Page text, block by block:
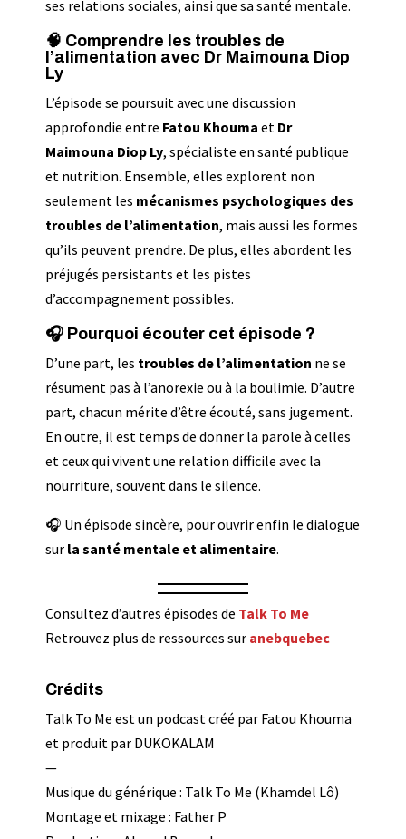
ses relations sociales, ainsi que sa santé mentale.
🧠 Comprendre les troubles de
l’alimentation avec Dr Maimouna Diop
Ly
L’épisode se poursuit avec une discussion
approfondie entre Fatou Khouma et Dr
Maimouna Diop Ly, spécialiste en santé publique
et nutrition. Ensemble, elles explorent non
seulement les mécanismes psychologiques des
troubles de l’alimentation, mais aussi les formes
qu’ils peuvent prendre. De plus, elles abordent les
préjugés persistants et les pistes
d’accompagnement possibles.
🎧 Pourquoi écouter cet épisode ?
D’une part, les troubles de l’alimentation ne se
résument pas à l’anorexie ou à la boulimie. D’autre
part, chacun mérite d’être écouté, sans jugement.
En outre, il est temps de donner la parole à celles
et ceux qui vivent une relation difficile avec la
nourriture, souvent dans le silence.
🎧 Un épisode sincère, pour ouvrir enfin le dialogue
sur la santé mentale et alimentaire.
Consultez d’autres épisodes de Talk To Me
Retrouvez plus de ressources sur anebquebec
Crédits
Talk To Me est un podcast créé par Fatou Khouma
et produit par DUKOKALAM
—
Musique du générique : Talk To Me (Khamdel Lô)
Montage et mixage : Father P